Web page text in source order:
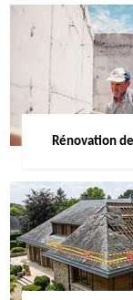
Rénovation